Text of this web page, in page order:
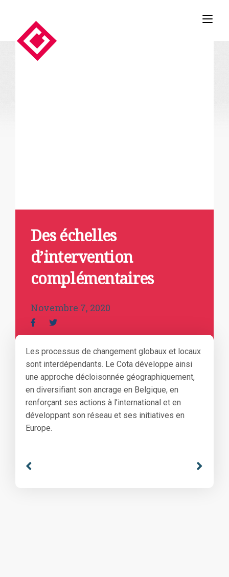
Des échelles
d’intervention
complémentaires
Novembre 7, 2020
Les processus de changement globaux et locaux
sont interdépendants. Le Cota développe ainsi
une approche décloisonnée géographiquement,
en diversifiant son ancrage en Belgique, en
renforçant ses actions à l’international et en
développant son réseau et ses initiatives en
Europe.